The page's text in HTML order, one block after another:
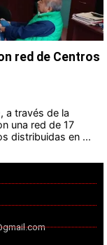
red de Centros
a través de la
una red de 17
distribuidas en ...